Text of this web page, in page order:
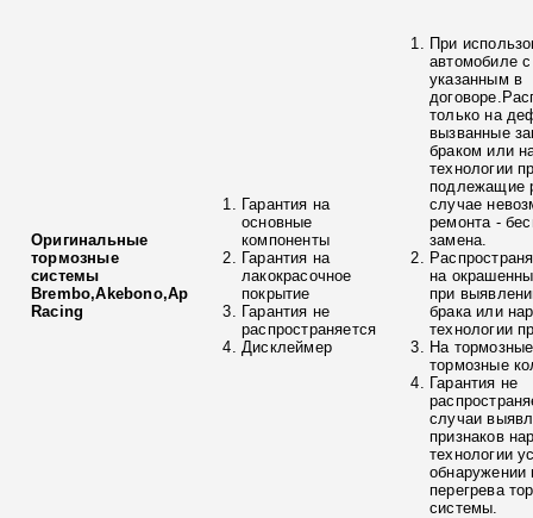
Оригинальные
тормозные
системы
Brembo,Akebono,Ap
Racing
Гарантия на
основные
компоненты
Гарантия на
лакокрасочное
покрытие
Гарантия не
распространяется
Дисклеймер
При
автомобиле
указанным в
только на
вызванные
браком или
технологии
подлежащие
случае
ремонта -
замена.
на
при
брака или
технологии
На
тормозные
Гарантия не
случаи
признаков
технологии
обнаружении
перегрева
системы.